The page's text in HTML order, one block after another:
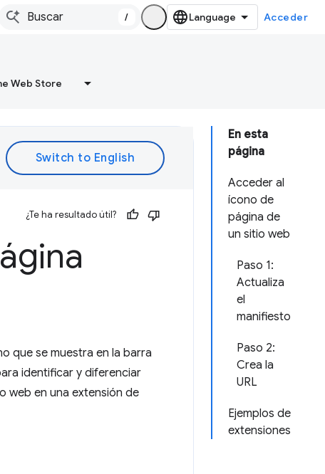
/ Acceder
Web Store
En esta
página
Acceder al
ícono de
página de
un sitio web
Paso 1:
Actualiza
el
manifiesto
Paso 2:
Crea la
URL
Ejemplos de
extensiones
¿Te ha resultado útil?
que se muestra en la barra
identificar y diferenciar
web en una extensión de